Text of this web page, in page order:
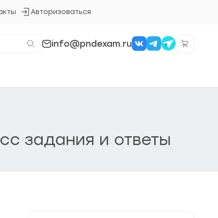
Авторизоваться
Кнопка
info@pndexam.ru
задания и ответы